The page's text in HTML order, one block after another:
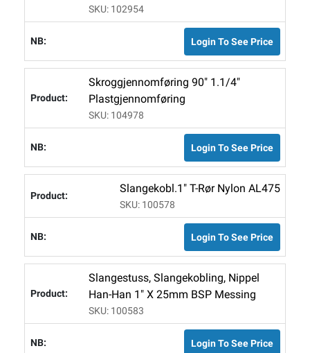
SKU: 102954
Login To See Price
Skroggjennomføring 90" 1.1/4"
Plastgjennomføring
SKU: 104978
Login To See Price
Slangekobl.1" T-Rør Nylon AL475
SKU: 100578
Login To See Price
Slangestuss, Slangekobling, Nippel
Han-Han 1" X 25mm BSP Messing
SKU: 100583
Login To See Price